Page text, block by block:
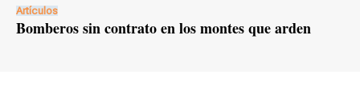
Artículos
Bomberos sin contrato en los montes que arden